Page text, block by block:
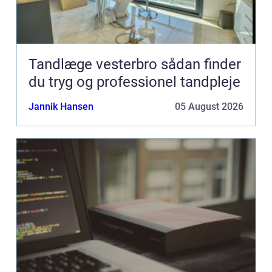
Tandlæge vesterbro sådan finder
du tryg og professionel tandpleje
Jannik Hansen 05 August 2026